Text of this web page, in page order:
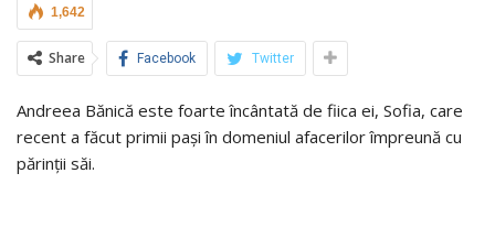
1,642
Share Facebook Twitter
Andreea Bănică este foarte încântată de fiica ei, Sofia, care
recent a făcut primii pași în domeniul afacerilor împreună cu
părinții săi.